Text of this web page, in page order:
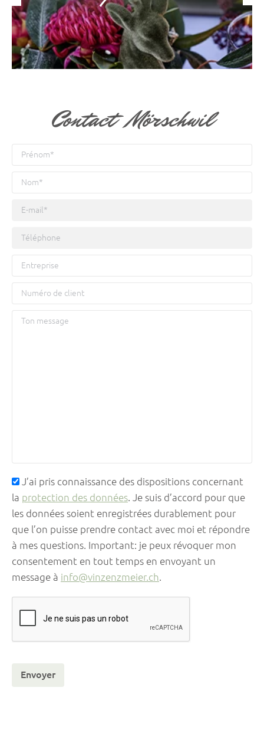
Contact Mörschwil
J’ai pris connaissance des dispositions concernant
la protection des données . Je suis d’accord pour que
les données soient enregistrées durablement pour
que l’on puisse prendre contact avec moi et répondre
à mes questions. Important: je peux révoquer mon
consentement en tout temps en envoyant un
message à info@vinzenzmeier.ch